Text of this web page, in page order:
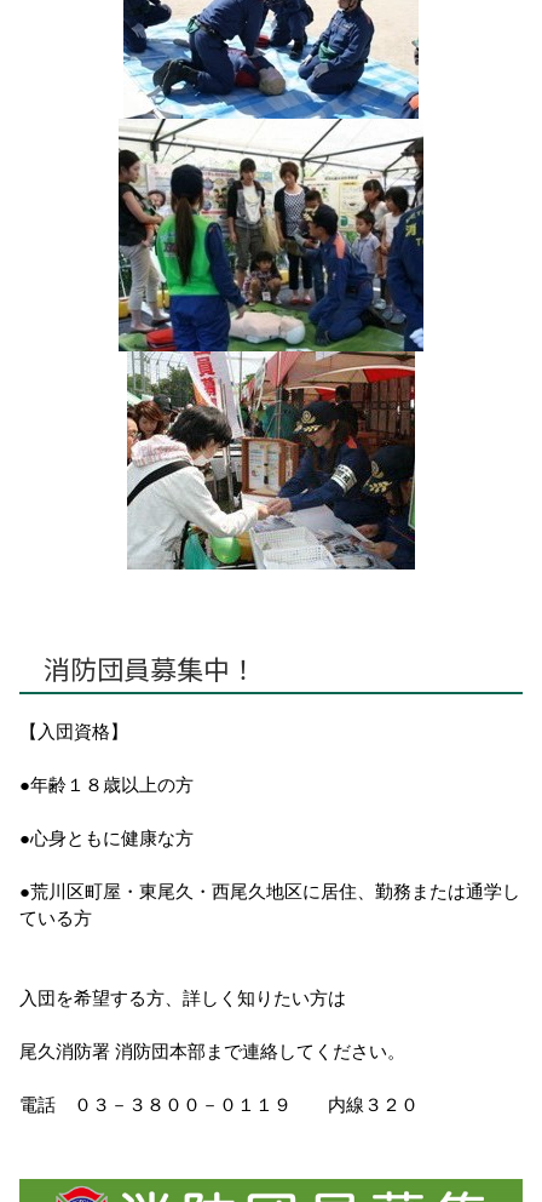
消防団員募集中！
【入団資格】
●年齢１８歳以上の方
●心身ともに健康な方
●荒川区町屋・東尾久・西尾久地区に居住、勤務または通学し
ている方
入団を希望する方、詳しく知りたい方は
尾久消防署 消防団本部まで連絡してください。
電話 ０３－３８００－０１１９ 内線３２０